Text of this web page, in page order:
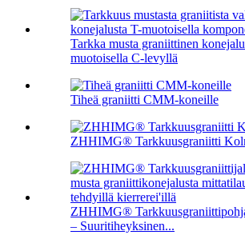
Tarkka musta graniittinen
muotoisella C-levyllä
Tiheä graniitti CMM-koneille
ZHHIMG® Tarkkuusgraniitti
ZHHIMG®
– Suuritiheyksinen...